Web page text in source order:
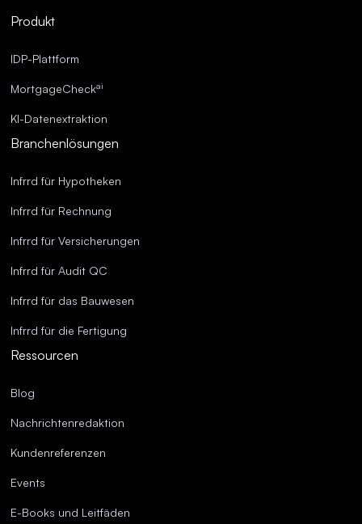
Überragende Genauigkeit.
Produkt
IDP-Plattform
MortgageCheckai
KI-Datenextraktion
Branchenlösungen
Infrrd für Hypotheken
Infrrd für Rechnung
Infrrd für Versicherungen
Infrrd für Audit QC
Infrrd für das Bauwesen
Infrrd für die Fertigung
Ressourcen
Blog
Nachrichtenredaktion
Kundenreferenzen
Events
E-Books und Leitfäden